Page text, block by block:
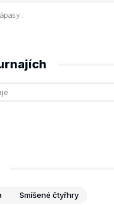
Smíšené čtyřhry